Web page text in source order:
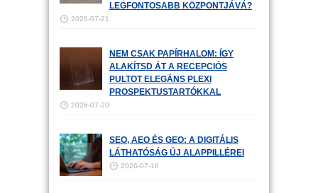
LEGFONTOSABB KÖZPONTJÁVÁ?
2026-07-21
NEM CSAK PAPÍRHALOM: ÍGY
ALAKÍTSD ÁT A RECEPCIÓS
PULTOT ELEGÁNS PLEXI
PROSPEKTUSTARTÓKKAL
2026-07-20
SEO, AEO ÉS GEO: A DIGITÁLIS
LÁTHATÓSÁG ÚJ ALAPPILLÉREI
2026-07-16